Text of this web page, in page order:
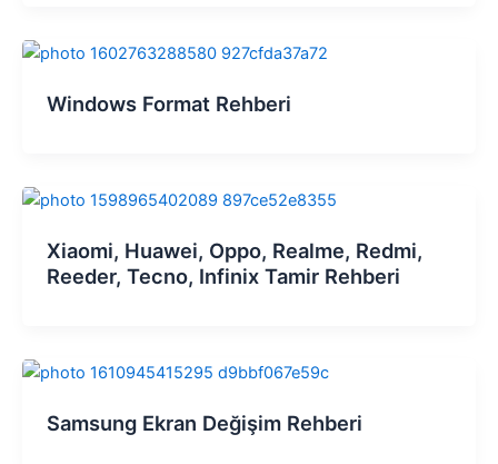
Windows Format Rehberi
Xiaomi, Huawei, Oppo, Realme, Redmi,
Reeder, Tecno, Infinix Tamir Rehberi
Samsung Ekran Değişim Rehberi